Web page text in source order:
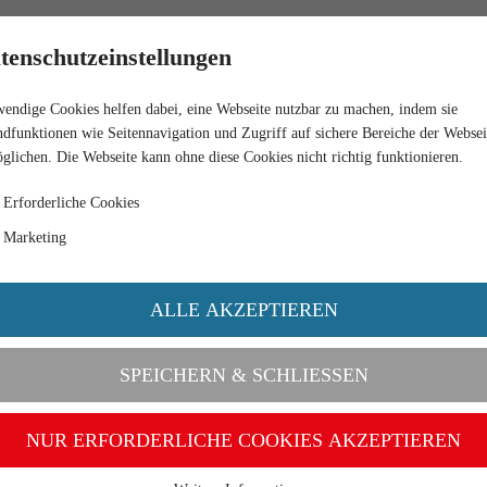
Cookies helfen dabei, eine Webseite nutzbar zu machen, indem sie
wie Seitennavigation und Zugriff auf sichere Bereiche der
Die Webseite kann ohne diese Cookies nicht richtig funktionieren.
Erforderliche Cookies
Marketing
ALLE AKZEPTIEREN
SPEICHERN & SCHLIESSEN
NUR ERFORDERLICHE COOKIES AKZEPTIEREN